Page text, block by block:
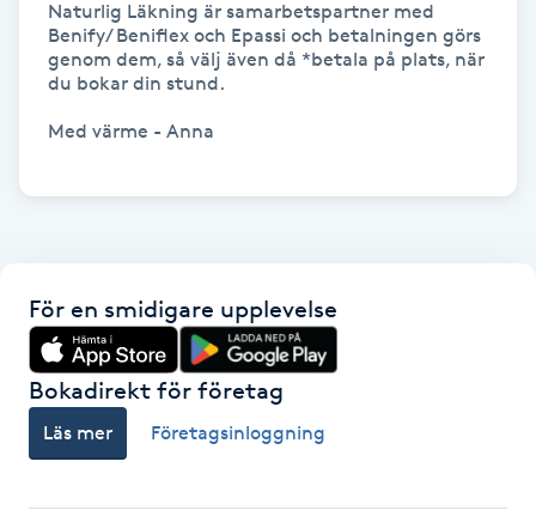
Healing
Herrklippning
HIFU
Hot Stone Massage
Hot yoga
Hudföryngring
Naturlig Läkning är samarbetspartner med
Benify/ Beniflex och Epassi och betalningen görs
genom dem, så välj även då *betala på plats, när
du bokar din stund.
Med värme - Anna
För en smidigare upplevelse
Bokadirekt för företag
Läs mer Företagsinloggning